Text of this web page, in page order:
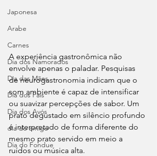
Japonesa
Arabe
Carnes
Dia dos Namorados
Dia das Mães
Dia dos Pais
Dia dos Avós
dia do amigo
Dia do Fondue
A experiência gastronômica não
envolve apenas o paladar. Pesquisas
de neurogastronomia indicam que o
som ambiente é capaz de intensificar
ou suavizar percepções de sabor. Um
prato degustado em silêncio profundo
é interpretado de forma diferente do
mesmo prato servido em meio a
ruídos ou música alta.